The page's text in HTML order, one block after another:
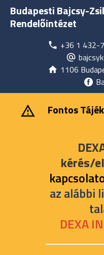
Budapesti Bajcsy-
Rendelőintézet
+36 1 432-
1106
‎Fontos
kérés/
az alábbi
DEXA